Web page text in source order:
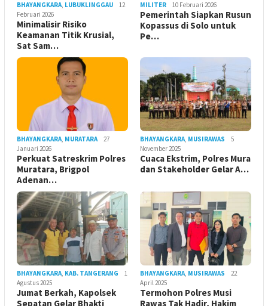
BHAYANGKARA, LUBUKLINGGAU
12
Februari 2026
Minimalisir Risiko
Keamanan Titik Krusial,
Sat Sam…
MILITER 10 Februari 2026
Pemerintah Siapkan Rusun
Kopassus di Solo untuk
Pe…
BHAYANGKARA, MURATARA
27
Januari 2026
Perkuat Satreskrim Polres
Muratara, Brigpol
Adenan…
BHAYANGKARA, MUSIRAWAS
5
November 2025
Cuaca Ekstrim, Polres Mura
dan Stakeholder Gelar A…
BHAYANGKARA, KAB. TANGERANG
1
Agustus 2025
Jumat Berkah, Kapolsek
Sepatan Gelar Bhakti
BHAYANGKARA, MUSIRAWAS
22
April 2025
Termohon Polres Musi
Rawas Tak Hadir, Hakim